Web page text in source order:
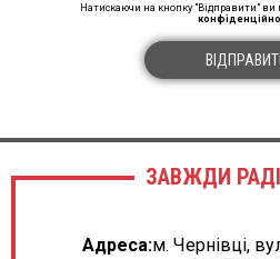
Натискаючи на кнопку "Відправити" ви
ЗАВЖДИ
Адреса:м. Чернівці,